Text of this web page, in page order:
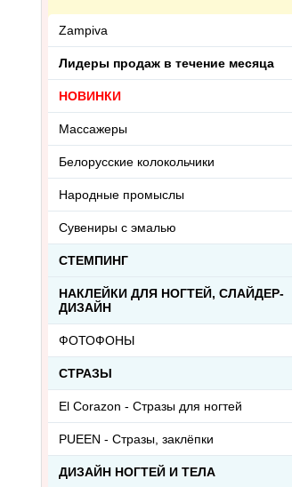
Zampiva
Лидеры продаж в течение месяца
НОВИНКИ
Массажеры
Белорусские колокольчики
Народные промыслы
Сувениры с эмалью
СТЕМПИНГ
НАКЛЕЙКИ ДЛЯ НОГТЕЙ, СЛАЙДЕР-
ДИЗАЙН
ФОТОФОНЫ
СТРАЗЫ
El Corazon - Стразы для ногтей
PUEEN - Cтразы, заклёпки
ДИЗАЙН НОГТЕЙ И ТЕЛА